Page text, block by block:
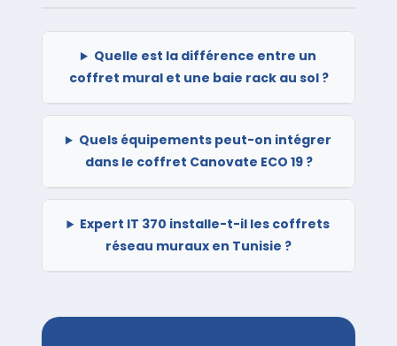
Quelle est la différence entre un
coffret mural et une baie rack au sol ?
Quels équipements peut-on intégrer
dans le coffret Canovate ECO 19 ?
Expert IT 370 installe-t-il les coffrets
réseau muraux en Tunisie ?